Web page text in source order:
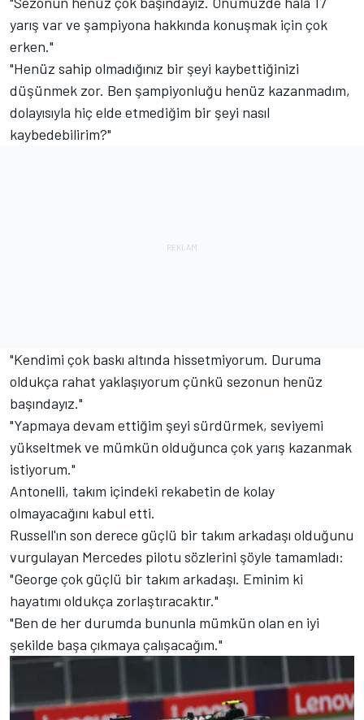
yarış var ve şampiyona hakkında konuşmak için çok
erken."
"Henüz sahip olmadığınız bir şeyi kaybettiğinizi
düşünmek zor. Ben şampiyonluğu henüz kazanmadım,
dolayısıyla hiç elde etmediğim bir şeyi nasıl
kaybedebilirim?"
"Kendimi çok baskı altında hissetmiyorum. Duruma
oldukça rahat yaklaşıyorum çünkü sezonun henüz
başındayız."
"Yapmaya devam ettiğim şeyi sürdürmek, seviyemi
yükseltmek ve mümkün olduğunca çok yarış kazanmak
istiyorum."
Antonelli, takım içindeki rekabetin de kolay
olmayacağını kabul etti.
Russell'ın son derece güçlü bir takım arkadaşı olduğunu
vurgulayan Mercedes pilotu sözlerini şöyle tamamladı:
"George çok güçlü bir takım arkadaşı. Eminim ki
hayatımı oldukça zorlaştıracaktır."
"Ben de her durumda bununla mümkün olan en iyi
şekilde başa çıkmaya çalışacağım."